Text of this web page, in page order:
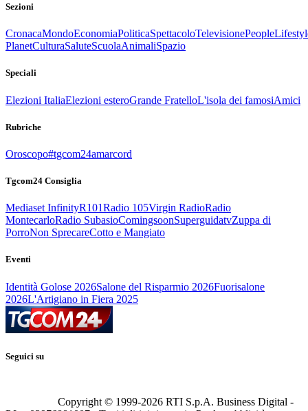
Sezioni
CronacaMondoEconomiaPoliticaSpettacoloTelevisionePeople
PlanetCulturaSaluteScuolaAnimaliSpazio
Speciali
Elezioni ItaliaElezioni esteroGrande FratelloL'isola dei famosiAmici
Rubriche
Oroscopo#tgcom24amarcord
Tgcom24 Consiglia
Mediaset InfinityR101Radio 105Virgin RadioRadio
MontecarloRadio SubasioComingsoonSuperguidatvZuppa di
PorroNon SprecareCotto e Mangiato
Eventi
Identità Golose 2026Salone del Risparmio 2026Fuorisalone
2026L'Artigiano in Fiera 2025
Seguici su
Copyright © 1999-2026 RTI S.p.A. Business Digital -